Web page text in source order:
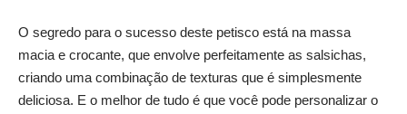
O segredo para o sucesso deste petisco está na massa
macia e crocante, que envolve perfeitamente as salsichas,
criando uma combinação de texturas que é simplesmente
deliciosa. E o melhor de tudo é que você pode personalizar o